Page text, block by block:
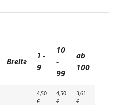
Breite
1 -
9
10
-
99
ab
100
4,50
€
4,50
€
3,61
€